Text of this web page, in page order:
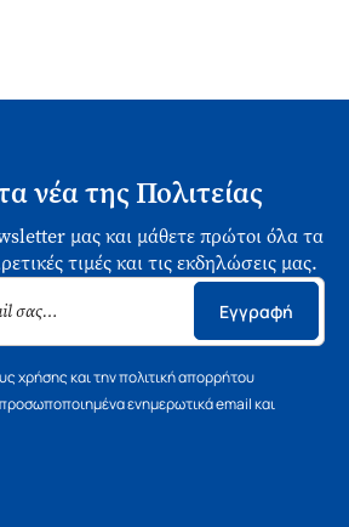
νέα της Πολιτείας
μας και μάθετε πρώτοι όλα τα
τιμές και τις εκδηλώσεις μας.
Εγγραφή
χρήσης και την πολιτική απορρήτου
ενημερωτικά email και